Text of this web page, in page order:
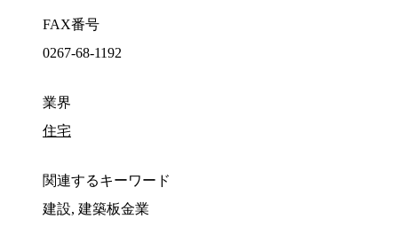
FAX番号
0267-68-1192
業界
住宅
関連するキーワード
建設, 建築板金業